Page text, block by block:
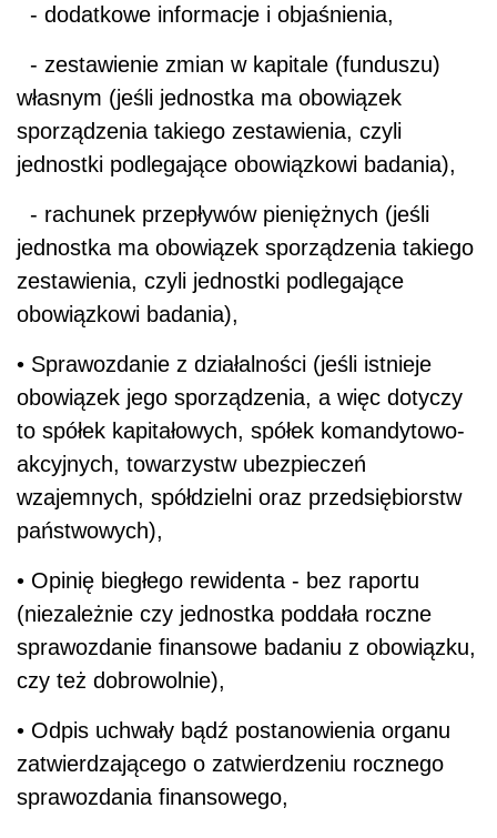
- dodatkowe informacje i objaśnienia,
- zestawienie zmian w kapitale (funduszu)
własnym (jeśli jednostka ma obowiązek
sporządzenia takiego zestawienia, czyli
jednostki podlegające obowiązkowi badania),
- rachunek przepływów pieniężnych (jeśli
jednostka ma obowiązek sporządzenia takiego
zestawienia, czyli jednostki podlegające
obowiązkowi badania),
• Sprawozdanie z działalności (jeśli istnieje
obowiązek jego sporządzenia, a więc dotyczy
to spółek kapitałowych, spółek komandytowo-
akcyjnych, towarzystw ubezpieczeń
wzajemnych, spółdzielni oraz przedsiębiorstw
państwowych),
• Opinię biegłego rewidenta - bez raportu
(niezależnie czy jednostka poddała roczne
sprawozdanie finansowe badaniu z obowiązku,
czy też dobrowolnie),
• Odpis uchwały bądź postanowienia organu
zatwierdzającego o zatwierdzeniu rocznego
sprawozdania finansowego,